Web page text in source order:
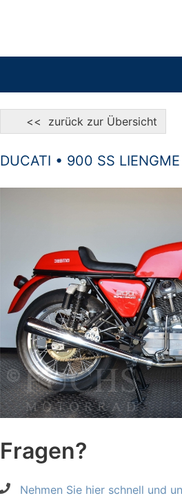
<< zurück zur Übersicht
DUCATI • 900 SS LIENGME
Fragen?
Nehmen Sie hier schnell und